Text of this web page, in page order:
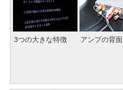
3つの大きな特徴 アンプの背面